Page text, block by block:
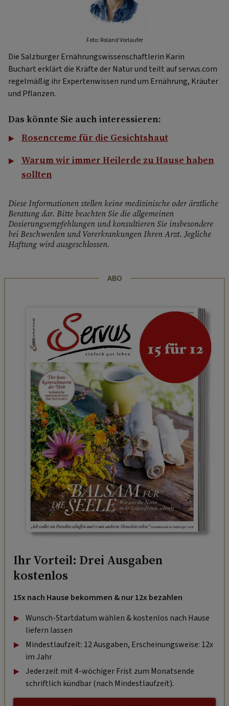
Foto: Roland Vorlaufer
Die Salzburger Ernährungswissenschaftlerin Karin
Buchart erklärt die Kräfte der Natur und teilt auf servus.com
regelmäßig ihr Expertenwissen rund um Ernährung, Kräuter
und Pflanzen.
Das könnte Sie auch interessieren:
Rosencreme für die Gesichtshaut
Warum wir immer Heilerde zu Hause haben
sollten
Diese Informationen stellen keine medizinische oder ärztliche
Beratung dar. Bitte beachten Sie die allgemeinen
Dosierungsempfehlungen und konsultieren Sie insbesondere
bei Beschwerden und Vorerkrankungen Ihren Arzt. Jegliche
Haftung wird ausgeschlossen.
ABO
Ihr Vorteil: Drei Ausgaben
kostenlos
15x nach Hause bekommen & nur 12x bezahlen
Wunsch-Startdatum wählen & kostenlos nach Hause
liefern lassen
Mindestlaufzeit: 12 Ausgaben, Erscheinungsweise: 12x
im Jahr
Jederzeit mit 4-wöchiger Frist zum Monatsende
schriftlich kündbar (nach Mindestlaufzeit).